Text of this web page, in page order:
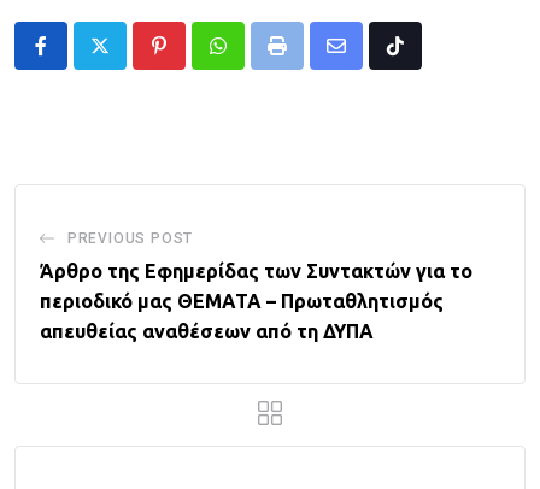
PinterestWhatsappPrint
Share
Tiktok
PREVIOUS POST
Άρθρο της Εφημερίδας των Συντακτών για το
περιοδικό μας ΘΕΜΑΤΑ – Πρωταθλητισμός
απευθείας αναθέσεων από τη ΔΥΠΑ